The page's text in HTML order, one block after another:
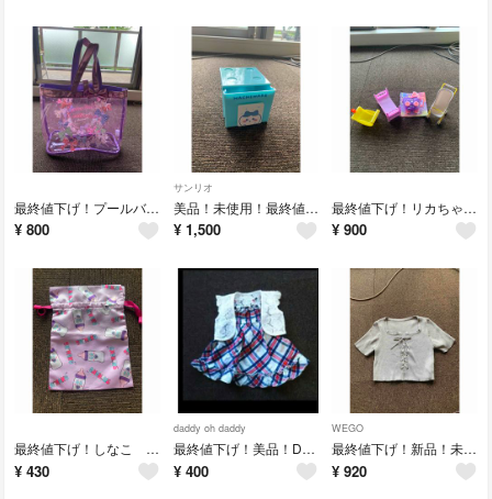
最終値下げ！プールバック
¥ 800
サンリオ
美品！未使用！最終値下げ！ちいかわ ハチワレ小物ケース
¥ 1,500
最終値下げ！リカちゃん人形 小物セット
¥ 900
最終値下げ！しなこ ポーチ
¥ 430
daddy oh daddy
最終値下げ！美品！Daddy oh daddy 80センチワンピース
¥ 400
WEGO
最終値下げ！新品！未使用！ウィゴー カットソー
¥ 920